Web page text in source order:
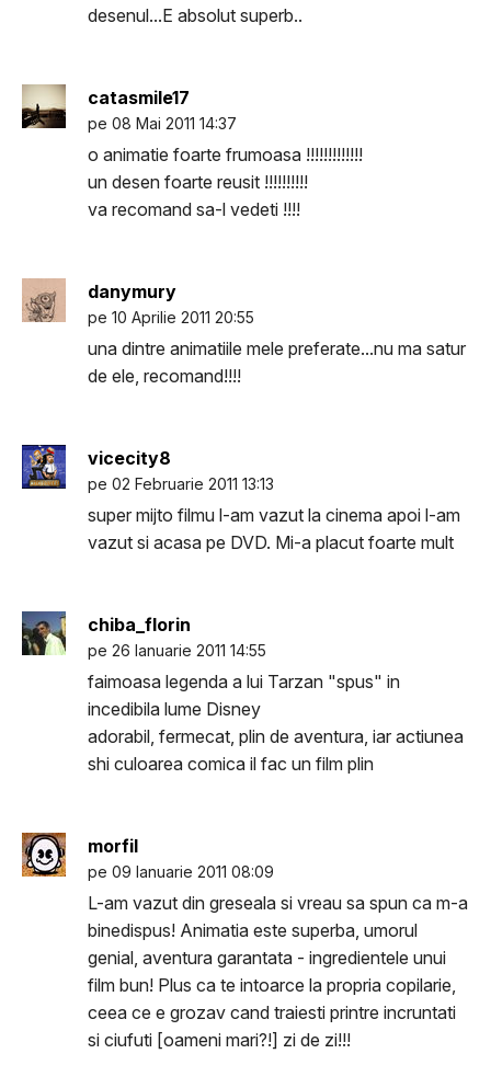
desenul...E absolut superb..
catasmile17
pe 08 Mai 2011 14:37
o animatie foarte frumoasa !!!!!!!!!!!!!
un desen foarte reusit !!!!!!!!!!
va recomand sa-l vedeti !!!!
danymury
pe 10 Aprilie 2011 20:55
una dintre animatiile mele preferate...nu ma satur
de ele, recomand!!!!
vicecity8
pe 02 Februarie 2011 13:13
super mijto filmu l-am vazut la cinema apoi l-am
vazut si acasa pe DVD. Mi-a placut foarte mult
chiba_florin
pe 26 Ianuarie 2011 14:55
faimoasa legenda a lui Tarzan "spus" in
incedibila lume Disney
adorabil, fermecat, plin de aventura, iar actiunea
shi culoarea comica il fac un film plin
morfil
pe 09 Ianuarie 2011 08:09
L-am vazut din greseala si vreau sa spun ca m-a
binedispus! Animatia este superba, umorul
genial, aventura garantata - ingredientele unui
film bun! Plus ca te intoarce la propria copilarie,
ceea ce e grozav cand traiesti printre incruntati
si ciufuti [oameni mari?!] zi de zi!!!